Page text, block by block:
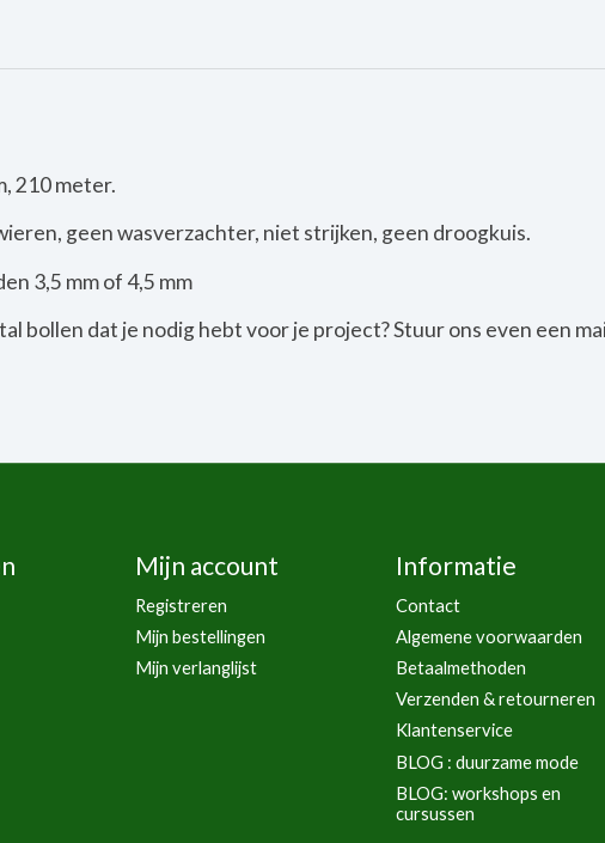
210 meter.
geen wasverzachter, niet strijken, geen droogkuis.
3,5 mm of 4,5 mm
bollen dat je nodig hebt voor je project? Stuur ons even een
Mijn account
Registreren
Mijn bestellingen
Mijn verlanglijst
Informatie
Contact
Algemene voorwaarden
Betaalmethoden
Verzenden & retourneren
Klantenservice
BLOG : duurzame mode
BLOG: workshops en
cursussen